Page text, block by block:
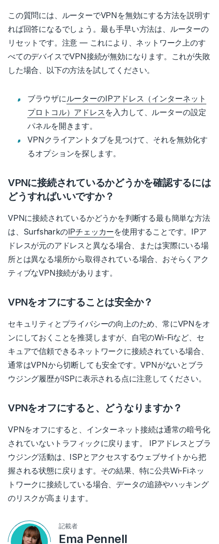
この質問には、ルーターでVPNを無効にする方法を説明す
れば回答になるでしょう。最も手早い方法は、ルーターの
リセットです。注意 — これにより、ネットワーク上のす
べてのデバイスでVPN接続が無効になります。これが失敗
した場合、以下の方法を試してください。
ブラウザに ルーターのIPアドレス（インターネット
プロトコル）アドレス を入力して、ルーターの設定
パネルを開きます。
VPNクライアントタブを見つけて、それを無効化す
るオプションを探します。
VPNに接続されているかどうかを確認するには
どうすればいいですか？
VPNに接続されているかどうかを判断する最も簡単な方法
は、SurfsharkのIPチェッカーを使用することです。 IPア
ドレスが元のアドレスと異なる場合、または実際にいる場
所とは異なる場所から取得されている場合、おそらくアク
ティブなVPN接続があります。
VPNをオフにすることは安全か？
セキュリティとプライバシーの向上のため、常にVPNをオ
ンにしておくことを推奨しますが、自宅のWi-Fiなど、セ
キュアで信頼できるネットワークに接続されている場合、
通常はVPNから切断しても安全です。VPNがないとブラ
ウジング履歴がISPに表示される点に注意してください。
VPNをオフにすると、どうなりますか？
VPNをオフにすると、インターネット接続は通常の暗号化
されていないトラフィックに戻ります。 IPアドレスとブラ
ウジング活動は、ISPとアクセスするウェブサイトから把
握される状態に戻ります。その結果、特に公共Wi-Fiネッ
トワークに接続している場合、データの追跡やハッキング
のリスクが高まります。
記載者
Ema Pennell